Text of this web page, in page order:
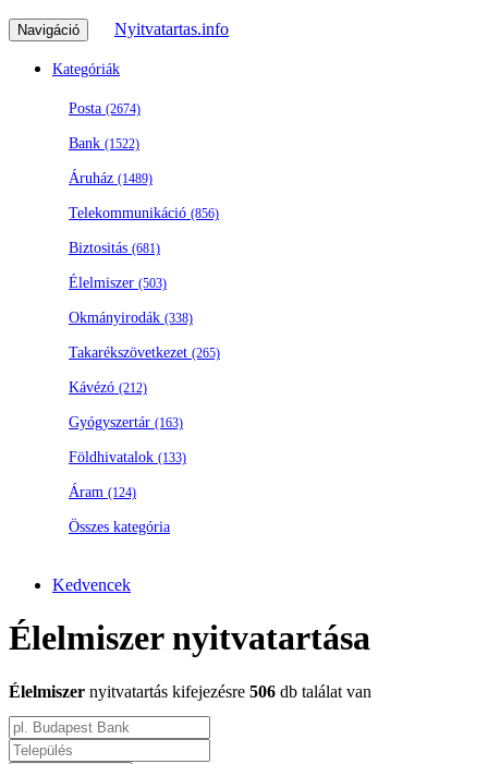
Navigáció Nyitvatartas.info
Kategóriák
Posta (2674)
Bank (1522)
Áruház (1489)
Telekommunikáció (856)
Biztositás (681)
Élelmiszer (503)
Okmányirodák (338)
Takarékszövetkezet (265)
Kávézó (212)
Gyógyszertár (163)
Földhivatalok (133)
Áram (124)
Összes kategória
Kedvencek
Élelmiszer nyitvatartása
Élelmiszer nyitvatartás kifejezésre 506 db találat van